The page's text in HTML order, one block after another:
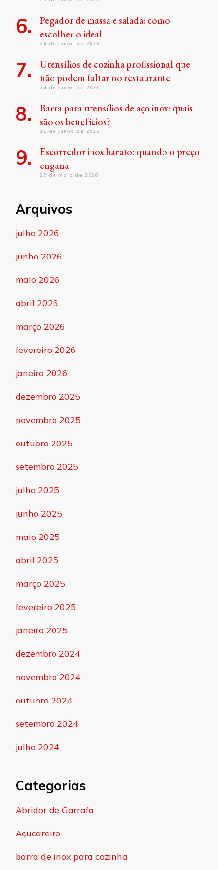
Pegador de massa e salada: como
escolher o ideal
24 de junho de 2026
Utensílios de cozinha profissional que
não podem faltar no restaurante
24 de junho de 2026
Barra para utensílios de aço inox: quais
são os benefícios?
15 de junho de 2026
Escorredor inox barato: quando o preço
engana
27 de maio de 2026
Arquivos
julho 2026
junho 2026
maio 2026
abril 2026
março 2026
fevereiro 2026
janeiro 2026
dezembro 2025
novembro 2025
outubro 2025
setembro 2025
julho 2025
junho 2025
maio 2025
abril 2025
março 2025
fevereiro 2025
janeiro 2025
dezembro 2024
novembro 2024
outubro 2024
setembro 2024
julho 2024
Categorias
Abridor de Garrafa
Açucareiro
barra de inox para cozinha